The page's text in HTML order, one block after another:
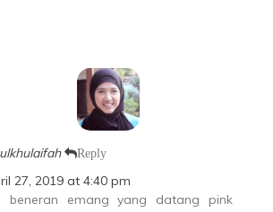
Reply
27, 2019 at 4:40 pm
beneran emang yang datang pink